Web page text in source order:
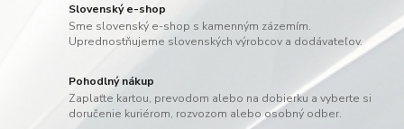
Slovenský e-shop
Sme slovenský e-shop s kamenným zázemím.
Uprednostňujeme slovenských výrobcov a dodávateľov.
Pohodlný nákup
Zaplaťte kartou, prevodom alebo na dobierku a vyberte si
doručenie kuriérom, rozvozom alebo osobný odber.